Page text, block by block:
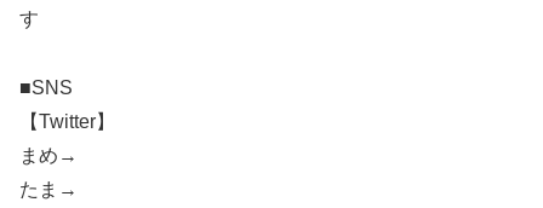
す
■SNS
【Twitter】
まめ→
たま→